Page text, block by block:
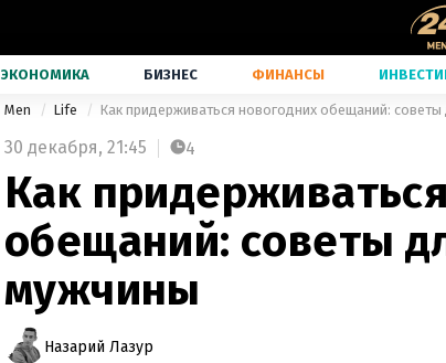
ЭКОНОМИКА БИЗНЕС ФИНАНСЫ
Men Life Как придерживаться новогодних обещаний:
30 декабря, 21:45 4
Как
обещаний: советы
мужчины
Назарий Лазур